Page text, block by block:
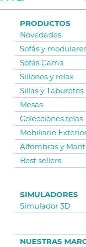
PRODUCTOS
Novedades
Sofás y
Sofás Cama
Sillones y relax
Sillas y Taburetes
Mesas
Colecciones telas
Mobiliario
Alfombras y
Best sellers
SIMULADORES
Simulador 3D
NUESTRAS